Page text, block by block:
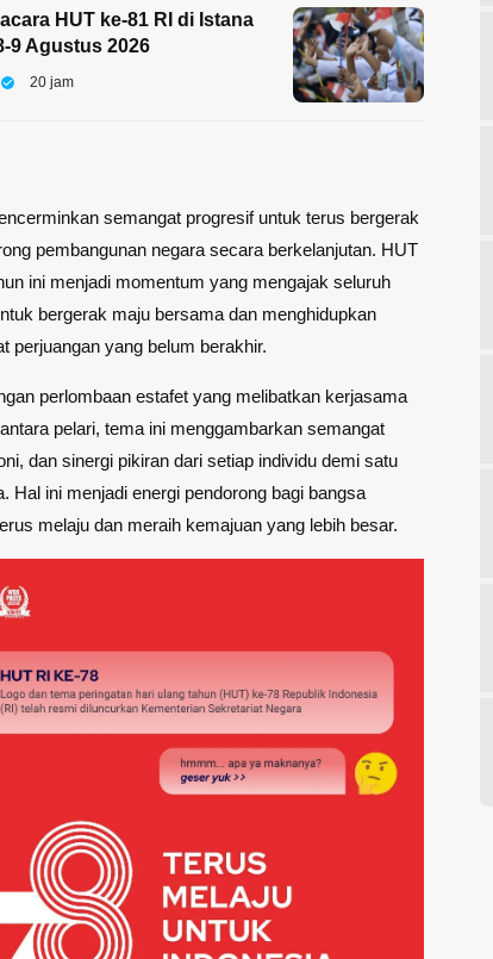
HUT ke-81 RI di Istana
9 Agustus 2026
20 jam
semangat progresif untuk terus bergerak
pembangunan negara secara berkelanjutan. HUT
ini menjadi momentum yang mengajak seluruh
bergerak maju bersama dan menghidupkan
perjuangan yang belum berakhir.
perlombaan estafet yang melibatkan kerjasama
pelari, tema ini menggambarkan semangat
dan sinergi pikiran dari setiap individu demi satu
Hal ini menjadi energi pendorong bagi bangsa
melaju dan meraih kemajuan yang lebih besar.